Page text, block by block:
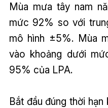
Mùa mưa tây nam
mức 92% so với
mô hình ±5%. Mùa
vào khoảng dưới
95% của LPA.
Bắt đầu đúng thời